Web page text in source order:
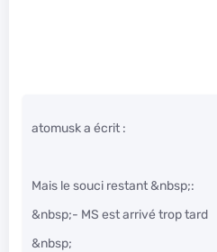
atomusk a écrit :
Mais le souci restant &nbsp;:
&nbsp;- MS est arrivé trop tard
&nbsp;